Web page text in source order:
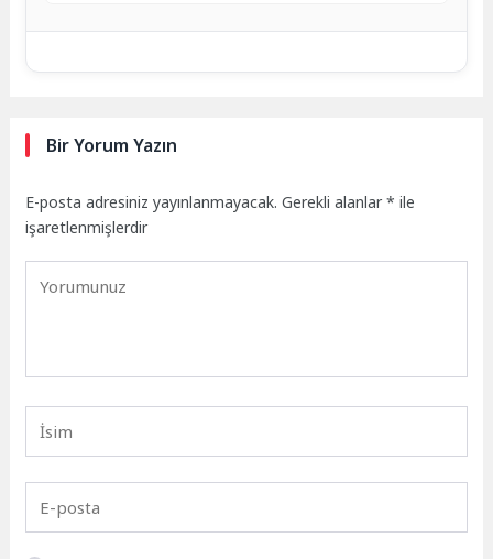
Bir Yorum Yazın
E-posta adresiniz yayınlanmayacak. Gerekli alanlar* ile
işaretlenmişlerdir